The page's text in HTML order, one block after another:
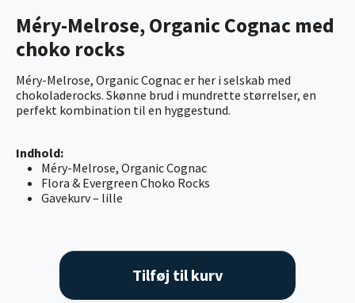
Méry-Melrose, Organic Cognac med
choko rocks
Méry-Melrose, Organic Cognac er her i selskab med
chokoladerocks. Skønne brud i mundrette størrelser, en
perfekt kombination til en hyggestund.
Indhold:
Méry-Melrose, Organic Cognac
Flora & Evergreen Choko Rocks
Gavekurv – lille
Tilføj til kurv